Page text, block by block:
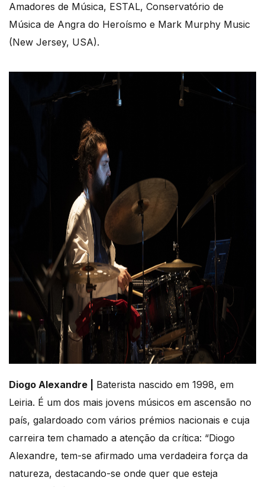
Amadores de Música, ESTAL, Conservatório de
Música de Angra do Heroísmo e Mark Murphy Music
(New Jersey, USA).
Diogo Alexandre |
Baterista nascido em 1998, em
Leiria. É um dos mais jovens músicos em ascensão no
país, galardoado com vários prémios nacionais e cuja
carreira tem chamado a atenção da crítica: “Diogo
Alexandre, tem-se afirmado uma verdadeira força da
natureza, destacando-se onde quer que esteja